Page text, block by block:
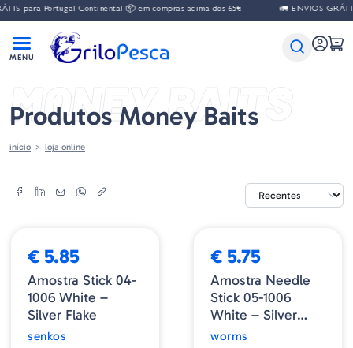
para Portugal Continental 📦 em compras acima dos 65€ 🚛 ENVIOS
MONEY BAITS
Produtos Money Baits
início loja online
€ 5.85
Amostra Stick 04-
1006 White –
Silver Flake
senkos
€ 5.75
Amostra Needle
Stick 05-1006
White – Silver
Flake
worms